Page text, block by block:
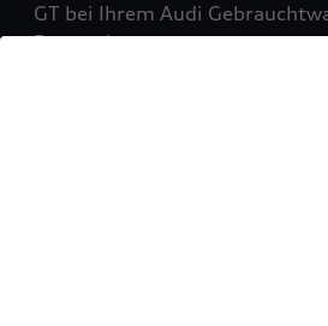
GT bei Ihrem Audi
Partner!